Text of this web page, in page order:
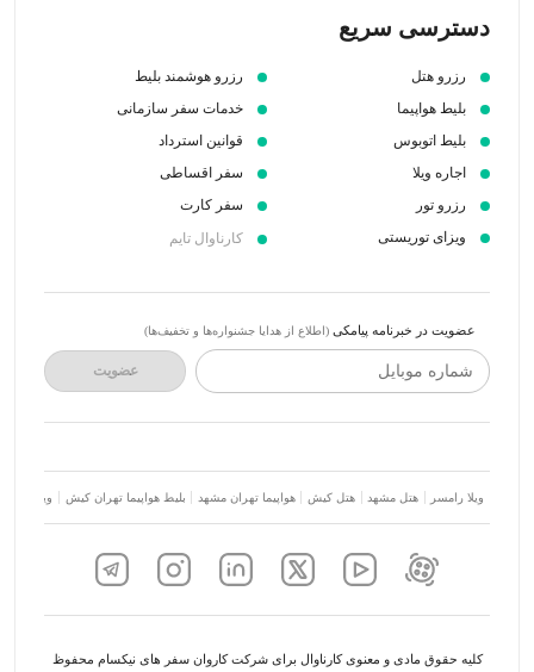
دسترسی سریع
رزرو هتل
بلیط هواپیما
بلیط اتوبوس
اجاره ویلا
رزرو تور
ویزای توریستی
رزرو هوشمند بلیط
خدمات سفر سازمانی
قوانین استرداد
سفر اقساطی
سفر کارت
کارناوال تایم
عضویت در خبرنامه پیامکی (اطلاع از هدایا جشنواره‌ها و تخفیف‌ها)
شماره موبایل عضویت
ویلا رامسر هتل مشهد هتل کیش هواپیما تهران مشهد بلیط هواپیما تهران کیش ویلا شمال
کلیه حقوق مادی و معنوی کارناوال برای شرکت کاروان سفر های نیکسام محفوظ